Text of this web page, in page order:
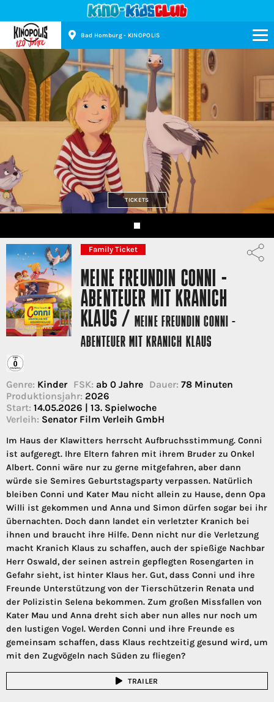
Kinopolis
Bad Homburg - KINOPOLIS
TICKETS
Family Ticket
MEINE FREUNDIN CONNI -
ABENTEUER MIT KRANICH
KLAUS /MEINE FREUNDIN CONNI -
ABENTEUER MIT KRANICH KLAUS
Genre: Kinder FSK: ab 0 Jahre Dauer: 78 Minuten
Produktionsjahr: 2026
Start: 14.05.2026 | 13. Spielwoche
Verleih: Senator Film Verleih GmbH
Im Haus der Klawitters herrscht Aufbruchsstimmung. Conni
ist aufgeregt. Ihre Eltern fahren mit ihrem Bruder zu Onkel
Albert. Conni wäre nur zu gerne mitgefahren, aber dann
würde sie Semires Geburtstagsparty verpassen. Natürlich
bleiben Conni und Kater Mau nicht allein zu Hause, denn Opa
Willi ist gekommen und Anna und Simon dürfen sogar bei ihr
übernachten. Doch dann landet ein verletzter Kranich bei
ihnen und braucht ihre Hilfe. Denn nicht nur die Verletzung
macht Kranich Klaus zu schaffen, auch der spießige Nachbar
Herr Oswald, der seinen astrein gepflegten Rosengarten in
Gefahr sieht, ist hinter Klaus her. Gut, dass Conni und ihre
Freunde Unterstützung von der Tierschützerin Renata und
der Polizistin Selena bekommen. Zum großen Missfallen von
Kater Mau und Anna dreht sich aber nun alles nur noch um
den lustigen Vogel. Werden Conni und ihre Freunde es
gemeinsam schaffen, dass Klaus rechtzeitig gesund wird, um
mit den Zugvögeln nach Süden zu fliegen?
TRAILER